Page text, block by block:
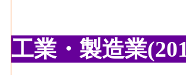
工業・製造業